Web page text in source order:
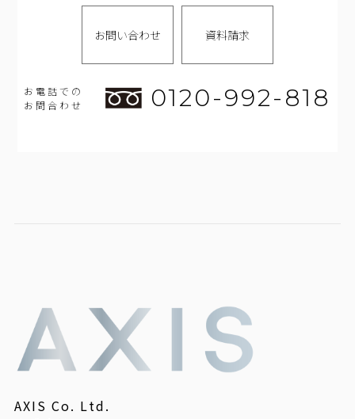
お問い合わせ 資料請求
お電話での
お問合わせ
0120-992-818
AXIS Co. Ltd.